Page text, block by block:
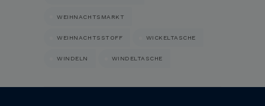
WEIHNACHTSMARKT
WEIHNACHTSSTOFF WICKELTASCHE
WINDELN WINDELTASCHE